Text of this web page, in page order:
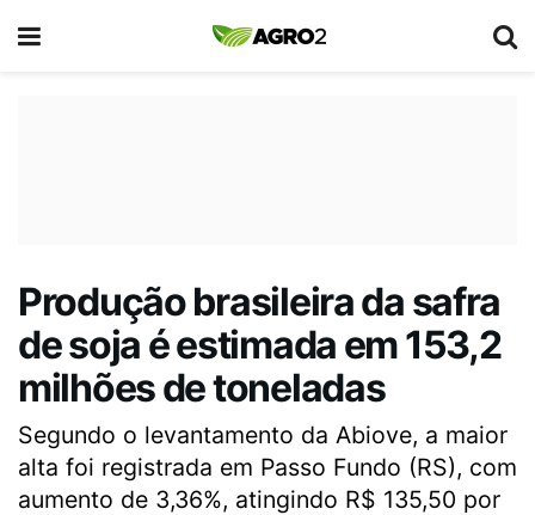
Produção brasileira da safra
de soja é estimada em 153,2
milhões de toneladas
Segundo o levantamento da Abiove, a maior
alta foi registrada em Passo Fundo (RS), com
aumento de 3,36%, atingindo R$ 135,50 por